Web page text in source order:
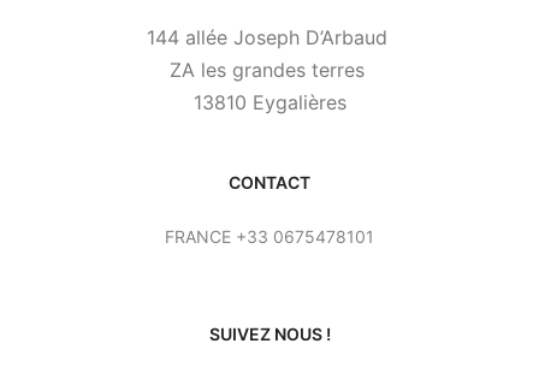
144 allée Joseph D’Arbaud
ZA les grandes terres
13810 Eygalières
CONTACT
FRANCE +33 0675478101
SUIVEZ NOUS !